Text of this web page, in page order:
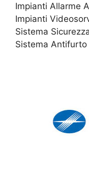
Impianti Allarme
Impianti
Sistema
Sistema Antifurto